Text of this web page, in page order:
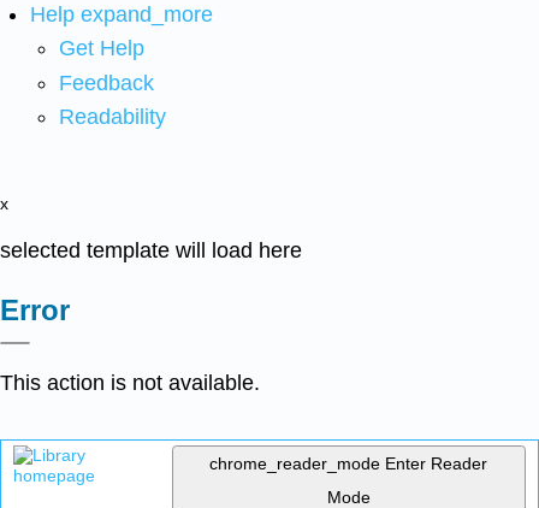
Help expand_more
Get Help
Feedback
Readability
x
selected template will load here
Error
This action is not available.
chrome_reader_mode Enter Reader
Mode